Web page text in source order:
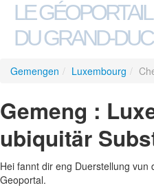
LE
DU GRAND-
Gemengen / Luxembourg /
Gemeng :
ubiquitär
Hei fannt dir eng Duerstellung
Geoportal.